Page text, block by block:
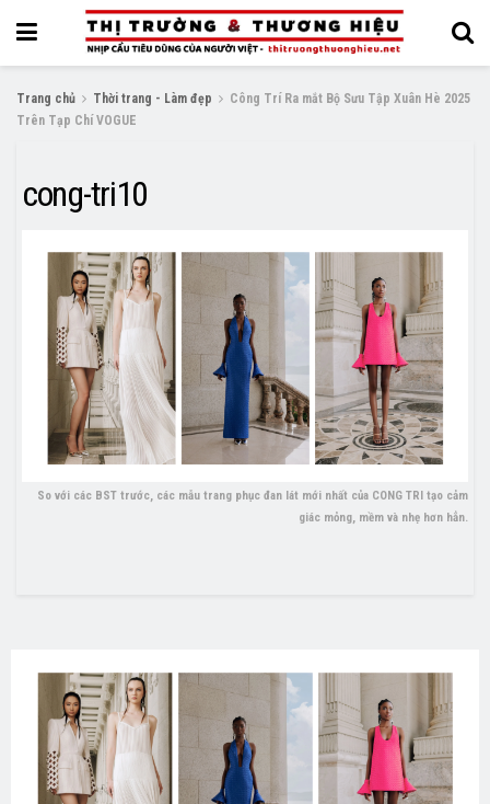
Trang chủ Thời trang - Làm đẹp
Công Trí Ra mắt Bộ Sưu Tập Xuân Hè 2025
Trên Tạp Chí VOGUE
cong-tri10
So với các BST trước, các mẫu trang phục đan lát mới nhất của CONG TRI tạo cảm
giác mỏng, mềm và nhẹ hơn hẳn.